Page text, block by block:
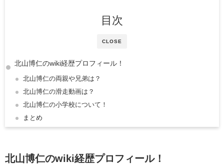
CLOSE
目次
北山博仁のwiki経歴プロフィール！
北山博仁の両親や兄弟は？
北山博仁の滑走動画は？
北山博仁の小学校について！
まとめ
北山博仁のwiki経歴プロフィール！